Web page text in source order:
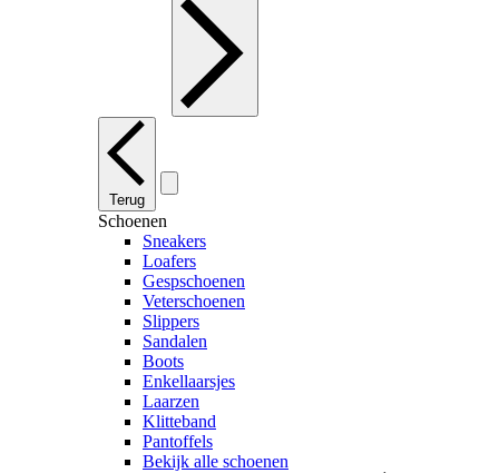
Terug
Schoenen
Sneakers
Loafers
Gespschoenen
Veterschoenen
Slippers
Sandalen
Boots
Enkellaarsjes
Laarzen
Klitteband
Pantoffels
Bekijk alle schoenen